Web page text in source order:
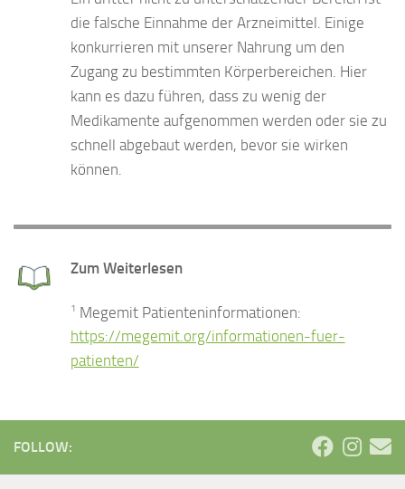
die falsche Einnahme der Arzneimittel. Einige
konkurrieren mit unserer Nahrung um den
Zugang zu bestimmten Körperbereichen. Hier
kann es dazu führen, dass zu wenig der
Medikamente aufgenommen werden oder sie zu
schnell abgebaut werden, bevor sie wirken
können.
Zum Weiterlesen
1 Megemit Patienteninformationen:
https://megemit.org/informationen-fuer-
patienten/
FOLLOW: